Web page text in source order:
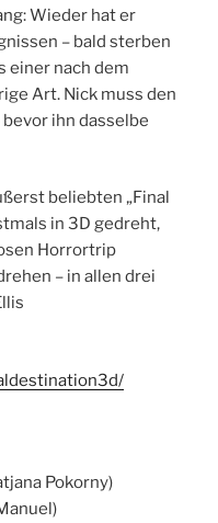
Wieder hat er
– bald sterben
einer nach dem
Art. Nick muss den
ihn dasselbe
beliebten „Final
in 3D gedreht,
Horrortrip
– in allen drei
Pokorny)